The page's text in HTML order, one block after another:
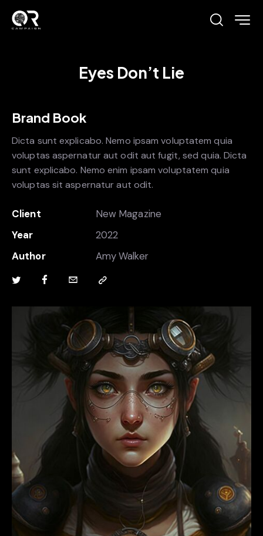
Eyes Don’t Lie
Brand Book
Dicta sunt explicabo. Nemo ipsam voluptatem quia
voluptas aspernatur aut odit aut fugit, sed quia. Dicta
sunt explicabo. Nemo enim ipsam voluptatem quia
voluptas sit aspernatur aut odit.
Client
New Magazine
Year
2022
Author
Amy Walker